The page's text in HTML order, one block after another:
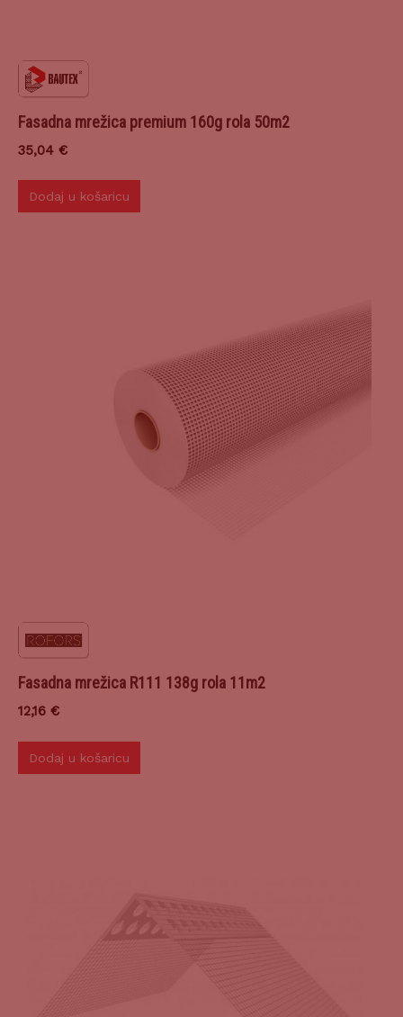
Fasadna mrežica premium 160g rola 50m2
35,04 €
Dodaj u košaricu
Fasadna mrežica R111 138g rola 11m2
12,16 €
Dodaj u košaricu